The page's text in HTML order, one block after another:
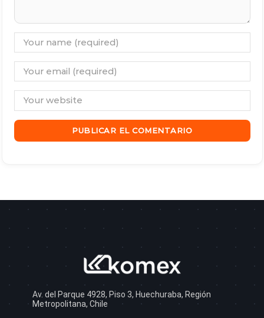
Av. del Parque 4928, Piso 3, Huechuraba, Región
Metropolitana, Chile